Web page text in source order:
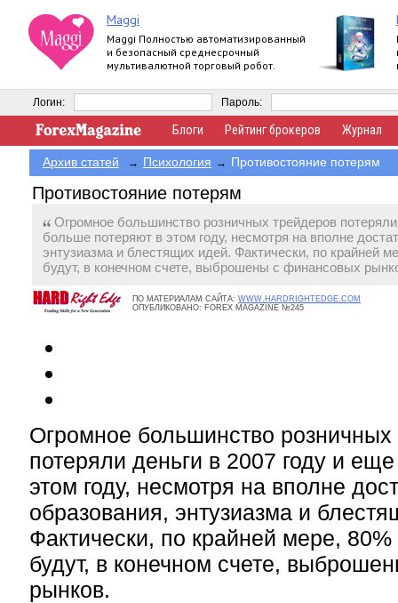
Maggi
Maggi Полностью автоматизированный
и безопасный среднесрочный
мультивалютной торговый робот.
Логин: Пароль:
Блоги Рейтинг брокеров Журнал
Архив статей → Психология → Противостояние потерям
Противостояние потерям
Огромное большинство розничных трейдеров
больше потеряют в этом году, несмотря на вполне
энтузиазма и блестящих идей. Фактически, по крайней
будут, в конечном счете, выброшены с финансовых
ПО МАТЕРИАЛАМ САЙТА: WWW.HARDRIGHTEDGE.COM
ОПУБЛИКОВАНО: FOREX MAGAZINE №245
Огромное большинство розничных
потеряли деньги в 2007 году и
этом году, несмотря на вполне
образования, энтузиазма и
Фактически, по крайней мере, 80%
будут, в конечном счете,
рынков.